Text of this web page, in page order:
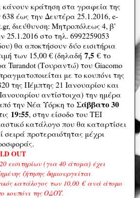
κάνουν κράτηση στα γραφεία της
έως την Δευτέρα 25.1.2016, e-
διεύθυνση: Μητροπόλεως 4, β’
25.1.2016 στο τηλ. 6992259053
θα αποκτήσουν δύο εισιτήρια
των 15,00 € (δηλαδή 7,5 € το
Turandot (Τουραντώ) του Giacomo
με το κουπόνι της
της Πέμπτης 21 Ιανουαρίου και
αντίστοιχα) την ημέρα
την Νέα Υόρκη το Σάββατο 30
19:55, στην είσοδο του ΤΕΙ
κατάλογο που θα καταρτίσει
προτεραιότητας μέχρι
OUT
εισιτηρίων (για 40 άτομα) έχει
ζήτησης δημιουργείται
κατάλογος των 10,00 €ανά άτομο
κουπόνι της ΟΔΟΥ.